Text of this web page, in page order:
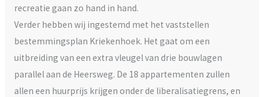
recreatie gaan zo hand in hand.
Verder hebben wij ingestemd met het vaststellen
bestemmingsplan Kriekenhoek. Het gaat om een
uitbreiding van een extra vleugel van drie bouwlagen
parallel aan de Heersweg. De 18 appartementen zullen
allen een huurprijs krijgen onder de liberalisatiegrens, en